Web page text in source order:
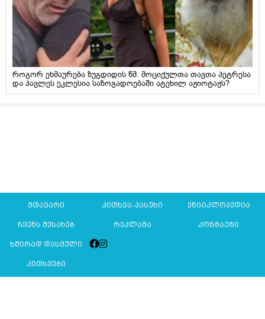
როგორ ეხმაურება ზუგდიდის წმ. მოციქულთა თავთა პეტრესა
და პავლეს ეკლესია საზოგადოებაში ატეხილ აჟიოტაჟს?
მთავარი კითხვა-პასუხი ენციკლოპედია
ჩვენს შესახებ რეკლამა კონტაქტი
ხშირად დასმული
კითხვები